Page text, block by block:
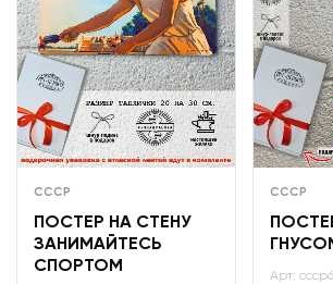
СССР
ПОСТЕР НА СТЕНУ
ЗАНИМАЙТЕСЬ
СПОРТОМ
СССР
Арт: ссср6